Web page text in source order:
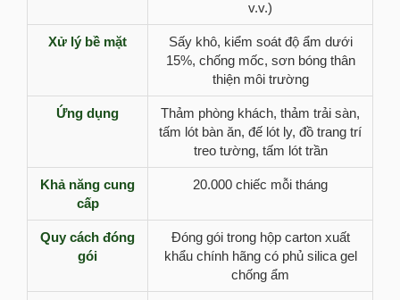
v.v.)
Xử lý bề mặt
Sấy khô, kiểm soát độ ẩm dưới
15%, chống mốc, sơn bóng thân
thiện môi trường
Ứng dụng
Thảm phòng khách, thảm trải sàn,
tấm lót bàn ăn, đế lót ly, đồ trang trí
treo tường, tấm lót trần
Khả năng cung
cấp
20.000 chiếc mỗi tháng
Quy cách đóng
gói
Đóng gói trong hộp carton xuất
khẩu chính hãng có phủ silica gel
chống ẩm